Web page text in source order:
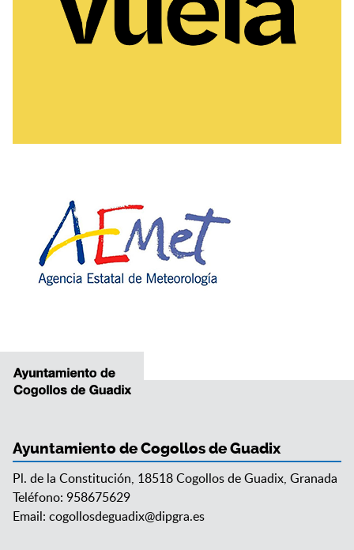
Ayuntamiento de Cogollos de Guadix
Pl. de la Constitución, 18518 Cogollos de Guadix, Granada
Teléfono: 958675629
Email: cogollosdeguadix@dipgra.es